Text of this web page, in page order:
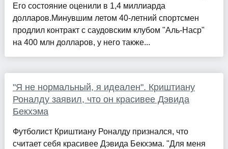
Его состояние оценили в 1,4 миллиарда
долларов.Минувшим летом 40-летний спортсмен
продлил контракт с саудовским клубом "Аль-Наср"
на 400 млн долларов, у него также...
"Я не нормальный, я идеален". Криштиану
Роналду заявил, что он красивее Дэвида
Бекхэма
Футболист Криштиану Роналду признался, что
считает себя красивее Дэвида Бекхэма. "Для меня